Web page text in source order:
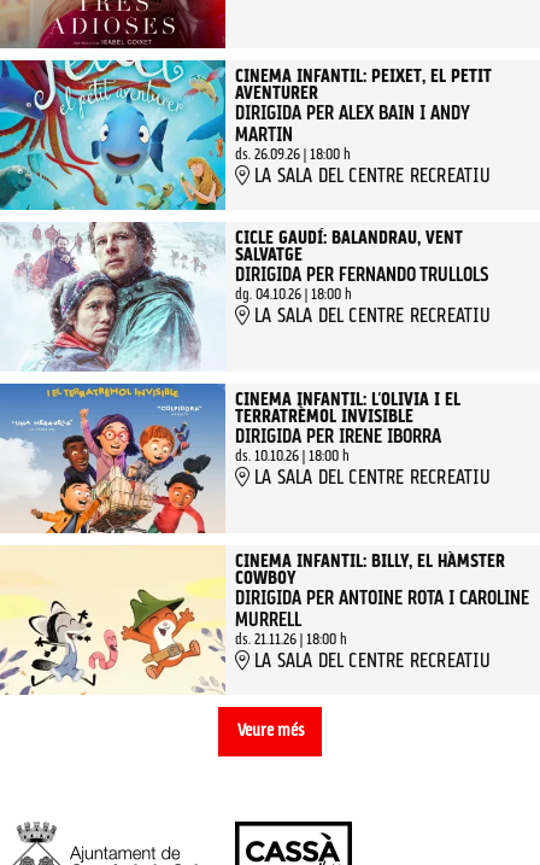
CINEMA INFANTIL: PEIXET, EL PETIT
AVENTURER
DIRIGIDA PER ALEX BAIN I ANDY
MARTIN
ds. 26.09.26| 18:00 h
LA SALA DEL CENTRE RECREATIU
CICLE GAUDÍ: BALANDRAU, VENT
SALVATGE
DIRIGIDA PER FERNANDO TRULLOLS
dg. 04.10.26| 18:00 h
LA SALA DEL CENTRE RECREATIU
CINEMA INFANTIL: L'OLIVIA I EL
TERRATRÈMOL INVISIBLE
DIRIGIDA PER IRENE IBORRA
ds. 10.10.26| 18:00 h
LA SALA DEL CENTRE RECREATIU
CINEMA INFANTIL: BILLY, EL HÀMSTER
COWBOY
DIRIGIDA PER ANTOINE ROTA I CAROLINE
MURRELL
ds. 21.11.26| 18:00 h
LA SALA DEL CENTRE RECREATIU
Veure més